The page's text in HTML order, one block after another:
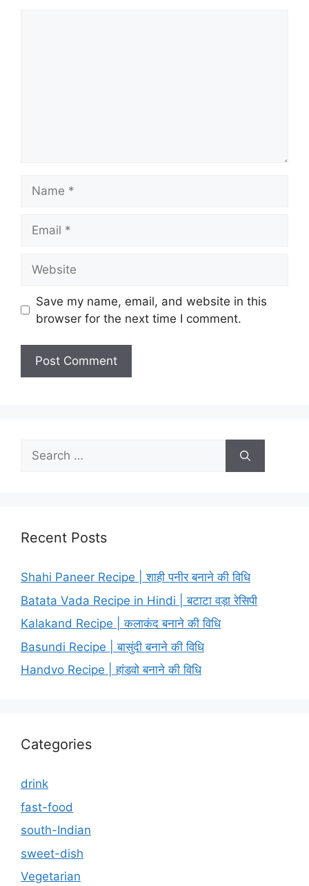
Save my name, email, and website in this
browser for the next time I comment.
Search
for:
Recent Posts
Shahi Paneer Recipe | शाही पनीर बनाने की विधि
Batata Vada Recipe in Hindi | बटाटा वड़ा रेसिपी
Kalakand Recipe | कलाकंद बनाने की विधि
Basundi Recipe | बासुंदी बनाने की विधि
Handvo Recipe | हांडवो बनाने की विधि
Categories
drink
fast-food
south-Indian
sweet-dish
Vegetarian